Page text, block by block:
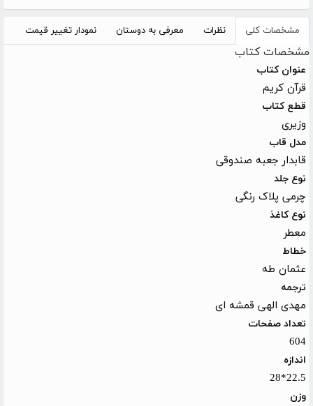
مشخصات کلی نظرات معرفی به دوستان نمودار تغییر قیمت
مشخصات کتاب
عنوان کتاب
قرآن کریم
قطع کتاب
وزیری
مدل قاب
قابدار جعبه صندوقی
نوع جلد
چرمی پلاک رنگی
نوع کاغذ
معطر
خطاط
عثمان طه
ترجمه
مهدی الهی قمشه ای
تعداد صفحات
604
اندازه
22.5*28
وزن